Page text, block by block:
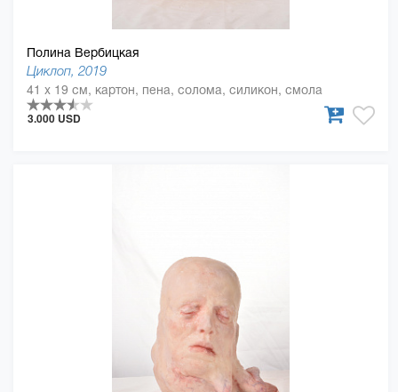
Полина Вербицкая
Циклоп, 2019
41 x 19 см, картон, пена, солома, силикон, смола
3.000 USD